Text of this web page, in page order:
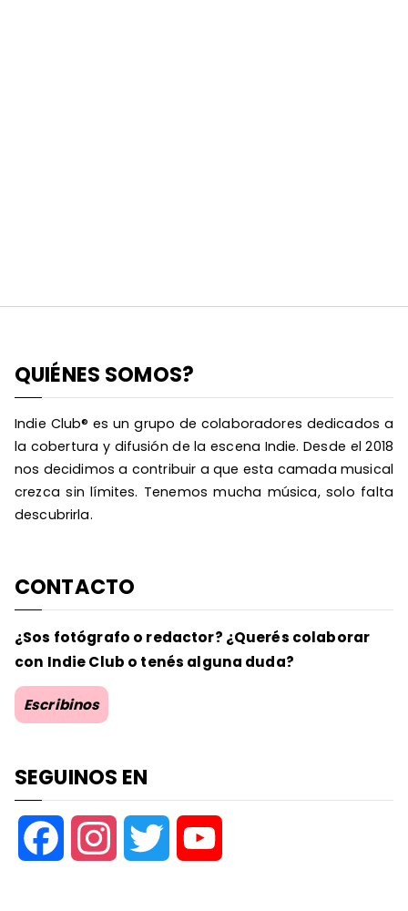
QUIÉNES SOMOS?
Indie Club® es un grupo de colaboradores dedicados a
la cobertura y difusión de la escena Indie. Desde el 2018
nos decidimos a contribuir a que esta camada musical
crezca sin límites. Tenemos mucha música, solo falta
descubrirla.
CONTACTO
¿Sos fotógrafo o redactor? ¿Querés colaborar
con Indie Club o tenés alguna duda?
Escribinos
SEGUINOS EN